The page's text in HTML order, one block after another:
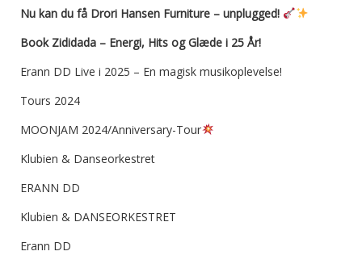
Nu kan du få Drori Hansen Furniture – unplugged!
Book Zididada – Energi, Hits og Glæde i 25 År!
Erann DD Live i 2025 – En magisk musikoplevelse!
Tours 2024
MOONJAM 2024/Anniversary-Tour
Klubien & Danseorkestret
ERANN DD
Klubien & DANSEORKESTRET
Erann DD